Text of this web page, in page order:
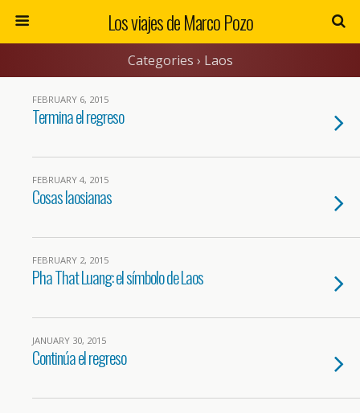
Los viajes de Marco Pozo
Categories › Laos
FEBRUARY 6, 2015
Termina el regreso
FEBRUARY 4, 2015
Cosas laosianas
FEBRUARY 2, 2015
Pha That Luang: el símbolo de Laos
JANUARY 30, 2015
Continúa el regreso